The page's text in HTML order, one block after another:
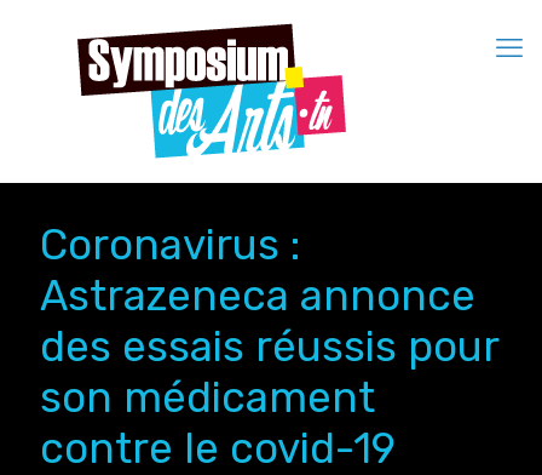
Coronavirus :
Astrazeneca annonce
des essais réussis pour
son médicament
contre le covid-19